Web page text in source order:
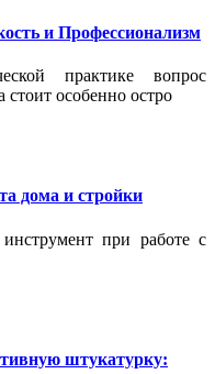
и Профессионализм
практике вопрос
стоит особенно остро
дома и стройки
при работе с
штукатурку: